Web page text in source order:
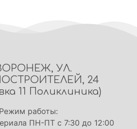
УЛ.
24
11 Поликлиника)
Режим работы:
ПН-ПТ с 7:30 до 12:00